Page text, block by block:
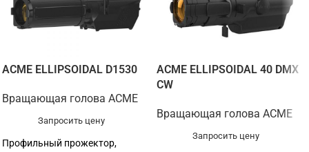
ACME ELLIPSOIDAL D1530
Вращающая голова ACME
Запросить цену
Профильный прожектор,
ACME ELLIPSOIDAL 40 DMX
CW
Вращающая голова ACME
Запросить цену